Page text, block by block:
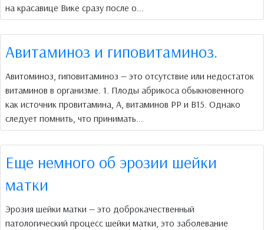
на красавице Вике сразу после о...
Авитаминоз и гиповитаминоз.
Авитоминоз, гиповитаминоз — это отсутствие или недостаток
витаминов в организме. 1. Плоды абрикоса обыкновенного
как источник провитамина, А, витаминов РР и В15. Однако
следует помнить, что принимать...
Еще немного об эрозии шейки
матки
Эрозия шейки матки — это доброкачественный
патологический процесс шейки матки, это заболевание